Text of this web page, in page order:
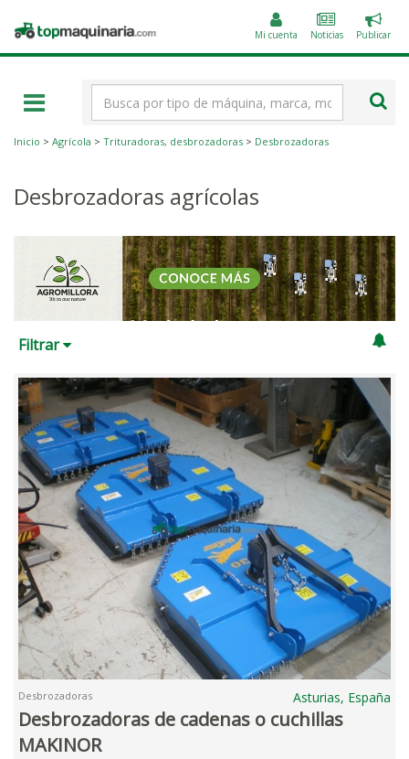
Topmaquinaria.com Mi cuenta Noticias
un
Publicar
Inicio > Agrícola > Trituradoras, desbrozadoras > Desbrozadoras
Desbrozadoras agrícolas
Filtrar
Desbrozadoras Asturias, España
Desbrozadoras de cadenas o cuchillas
MAKINOR